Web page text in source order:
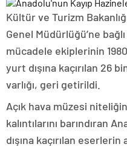
Kültür ve Turizm
Genel Müdürlüğü’ne
mücadele ekiplerinin
yurt dışına kaçırılan 26
varlığı, geri getirildi.
Açık hava müzesi
kalıntılarını barındıran
dışına kaçırılan